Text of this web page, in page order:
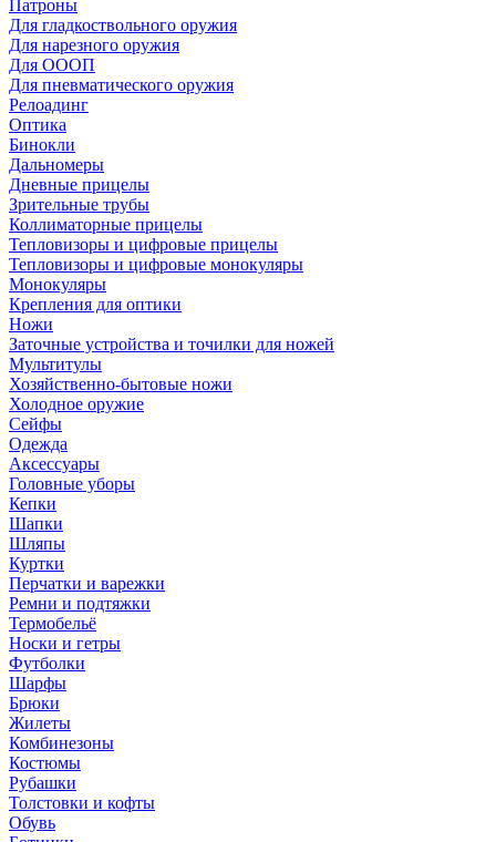
Патроны
Для гладкоствольного оружия
Для нарезного оружия
Для ОООП
Для пневматического оружия
Релоадинг
Оптика
Бинокли
Дальномеры
Дневные прицелы
Зрительные трубы
Коллиматорные прицелы
Тепловизоры и цифровые прицелы
Тепловизоры и цифровые монокуляры
Монокуляры
Крепления для оптики
Ножи
Заточные устройства и точилки для ножей
Мультитулы
Хозяйственно-бытовые ножи
Холодное оружие
Сейфы
Одежда
Аксессуары
Головные уборы
Кепки
Шапки
Шляпы
Куртки
Перчатки и варежки
Ремни и подтяжки
Термобельё
Носки и гетры
Футболки
Шарфы
Брюки
Жилеты
Комбинезоны
Костюмы
Рубашки
Толстовки и кофты
Обувь